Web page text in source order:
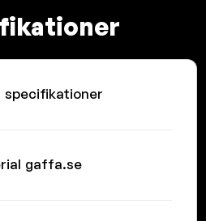
specifikationer
gaffa.se